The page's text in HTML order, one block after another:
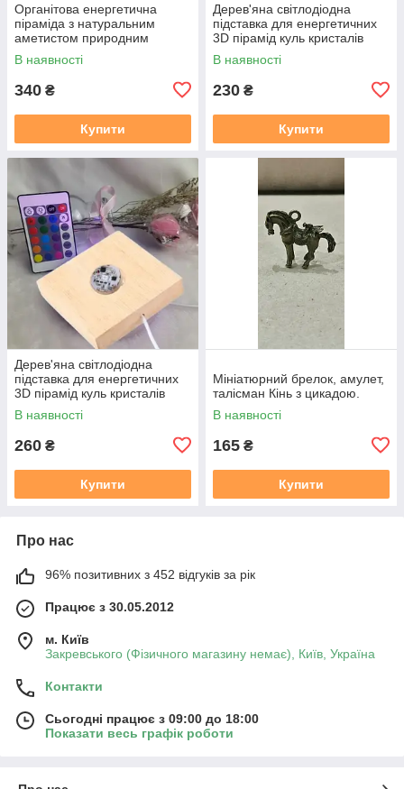
Органітова енергетична
піраміда з натуральним
аметистом природним
кристалами Рейкі Чакра
Медитація
В наявності
340 ₴
Купити
Дерев'яна світлодіодна
підставка для енергетичних
3D пірамід куль кристалів
Рейкі Чакра Медитація
В наявності
230 ₴
Купити
Дерев'яна світлодіодна
підставка для енергетичних
3D пірамід куль кристалів
Рейкі Чакра Медитація
В наявності
260 ₴
Купити
Мініатюрний брелок, амулет,
талісман Кінь з цикадою.
В наявності
165 ₴
Купити
Про нас
96% позитивних з 452 відгуків за рік
Працює з 30.05.2012
м. Київ
Закревського (Фізичного магазину немає), Київ, Україна
Контакти
Сьогодні працює з 09:00 до 18:00
Показати весь графік роботи